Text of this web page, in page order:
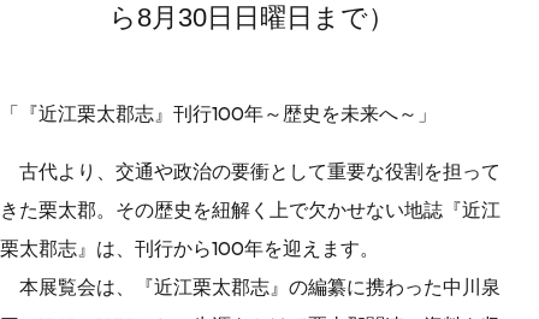
ら8月30日日曜日まで）
「『近江栗太郡志』刊行100年～歴史を未来へ～」
古代より、交通や政治の要衝として重要な役割を担って
きた栗太郡。その歴史を紐解く上で欠かせない地誌『近江
栗太郡志』は、刊行から100年を迎えます。
本展覧会は、『近江栗太郡志』の編纂に携わった中川泉